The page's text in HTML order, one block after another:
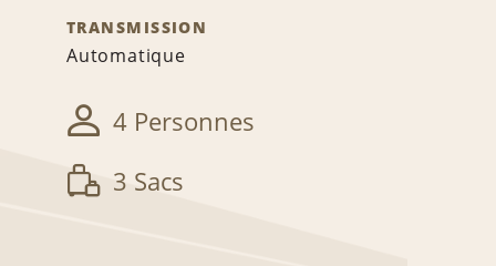
TRANSMISSION
Automatique
4 Personnes
3 Sacs